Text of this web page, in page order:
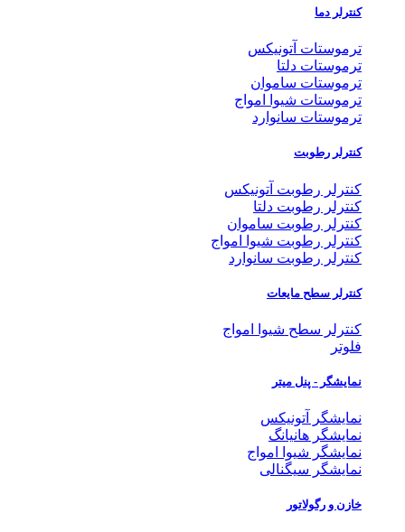
کنترلر دما
ترموستات آتونیکس
ترموستات دلتا
ترموستات ساموان
ترموستات شیوا امواج
ترموستات سانوارد
کنترلر رطوبت
کنترلر رطوبت آتونیکس
کنترلر رطوبت دلتا
کنترلر رطوبت ساموان
کنترلر رطوبت شیوا امواج
کنترلر رطوبت سانوارد
کنترلر سطح مایعات
کنترلر سطح شیوا امواج
فلوتر
نمایشگر - پنل میتر
نمایشگر آتونیکس
نمایشگر هانیانگ
نمایشگر شیوا امواج
نمایشگر سیگنالی
خازن و رگولاتور